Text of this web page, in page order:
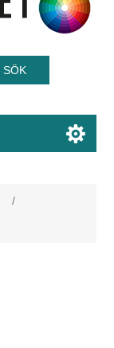
/